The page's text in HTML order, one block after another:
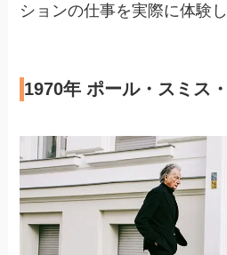
ションの仕事を実際に体験
1970年 ポール・スミス